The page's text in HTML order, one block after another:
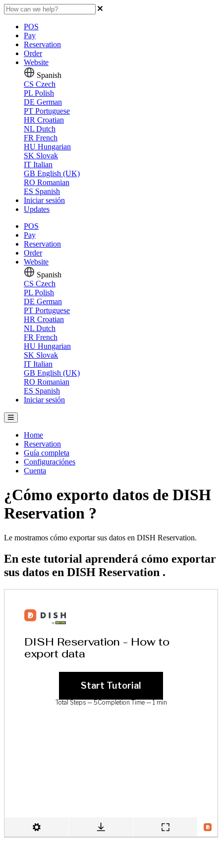
POS
Pay
Reservation
Order
Website
Spanish
CS Czech
PL Polish
DE German
PT Portuguese
HR Croatian
NL Dutch
FR French
HU Hungarian
SK Slovak
IT Italian
GB English (UK)
RO Romanian
ES Spanish
Iniciar sesión
Updates
POS
Pay
Reservation
Order
Website
Spanish
CS Czech
PL Polish
DE German
PT Portuguese
HR Croatian
NL Dutch
FR French
HU Hungarian
SK Slovak
IT Italian
GB English (UK)
RO Romanian
ES Spanish
Iniciar sesión
Home
Reservation
Guía completa
Configuraciónes
Cuenta
¿Cómo exporto datos de DISH
Reservation ?
Le mostramos cómo exportar sus datos en DISH Reservation.
En este tutorial aprenderá cómo exportar
sus datos en DISH Reservation .